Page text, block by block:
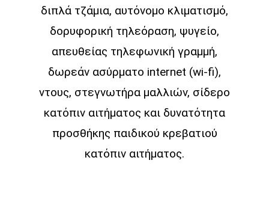
διπλά τζάμια, αυτόνομο κλιματισμό,
δορυφορική τηλεόραση, ψυγείο,
απευθείας τηλεφωνική γραμμή,
δωρεάν ασύρματο internet (wi-fi),
ντους, στεγνωτήρα μαλλιών, σίδερο
κατόπιν αιτήματος και δυνατότητα
προσθήκης παιδικού κρεβατιού
κατόπιν αιτήματος.